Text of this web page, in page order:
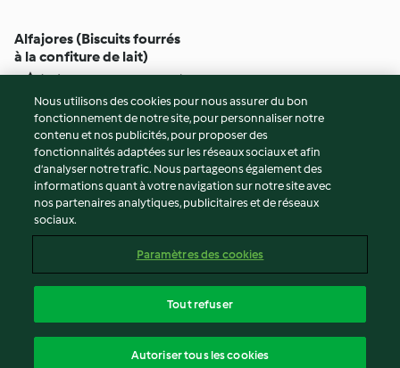
Alfajores (Biscuits fourrés
à la confiture de lait)
5 (43) 55min
© Copyright 2026
Conditions d'utilisation
Politique de confidentialité
Non-responsabilité
Mentions légales
Contenu du rapport
Déclaration d'accessibilité
Nous utilisons des cookies pour nous assurer du bon
fonctionnement de notre site, pour personnaliser notre
contenu et nos publicités, pour proposer des
fonctionnalités adaptées sur les réseaux sociaux et afin
d’analyser notre trafic. Nous partageons également des
informations quant à votre navigation sur notre site avec
nos partenaires analytiques, publicitaires et de réseaux
sociaux.
Paramètres des cookies
Tout refuser
Autoriser tous les cookies